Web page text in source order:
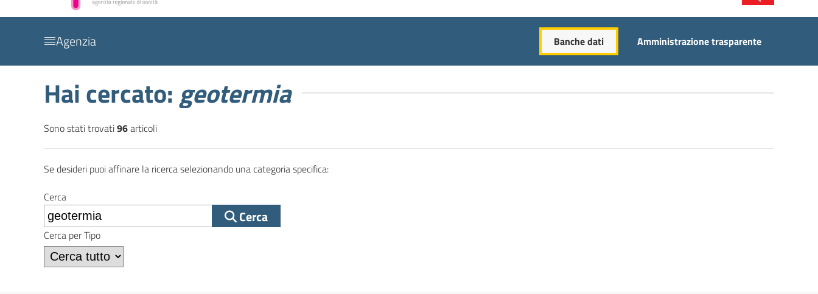
Agenzia Banche dati Amministrazione trasparente
Hai cercato:geotermia
Sono stati trovati96articoli
Se desideri puoi affinare la ricerca selezionando una categoria specifica:
Cerca
Cerca
Cerca per Tipo